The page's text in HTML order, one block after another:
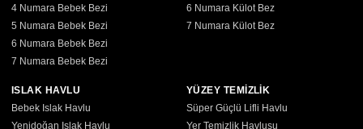
4 Numara Bebek Bezi
5 Numara Bebek Bezi
6 Numara Bebek Bezi
7 Numara Bebek Bezi
6 Numara Külot Bez
7 Numara Külot Bez
ISLAK HAVLU
Bebek Islak Havlu
Yenidoğan Islak Havlu
YÜZEY TEMİZLİK
Süper Güçlü Lifli Havlu
Yer Temizlik Havlusu